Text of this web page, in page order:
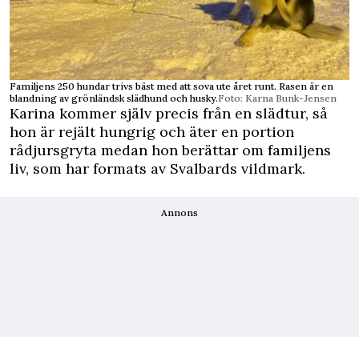
Familjens 250 hundar trivs bäst med att sova ute året runt. Rasen är en
blandning av grönländsk slädhund och husky.Foto: Karna Bunk-Jensen
Karina kommer själv precis från en slädtur, så
hon är rejält hungrig och äter en portion
rådjursgryta medan hon berättar om familjens
liv, som har formats av Svalbards vildmark.
Annons